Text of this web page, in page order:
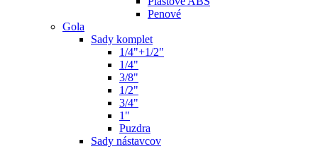
Penové
Gola
Sady komplet
1/4"+1/2"
1/4"
3/8"
1/2"
3/4"
1"
Puzdra
Sady nástavcov